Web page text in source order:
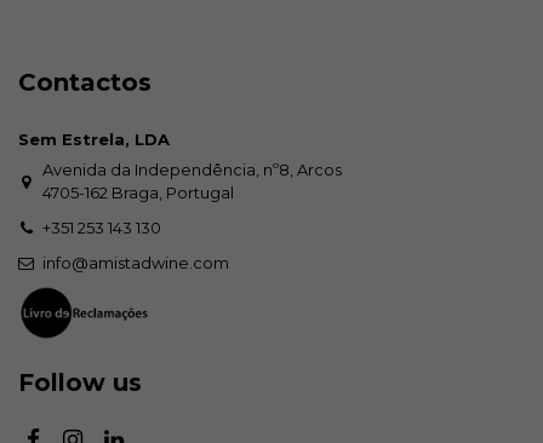
Contactos
Sem Estrela, LDA
Avenida da Independência, nº8, Arcos
4705-162 Braga, Portugal
+351 253 143 130
info@amistadwine.com
Follow us